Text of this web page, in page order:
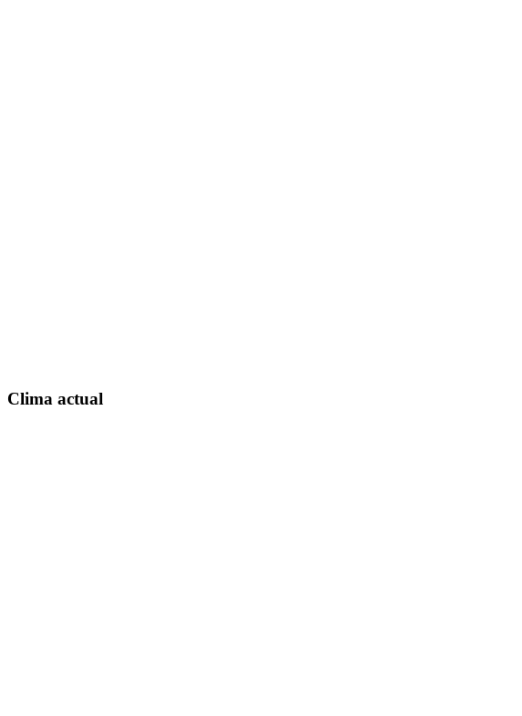
Clima actual